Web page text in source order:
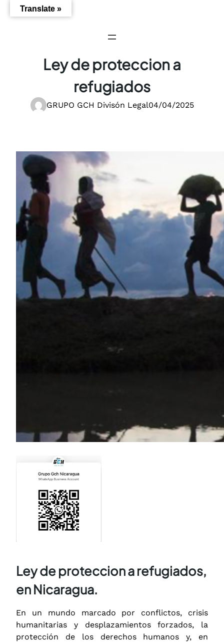
Saltar
Ley de proteccion a
refugiados
GRUPO GCH Divisón Legal04/04/2025
Ley de proteccion a refugiados,
en Nicaragua.
En un mundo marcado por conflictos, crisis
humanitarias y desplazamientos forzados, la
protección de los derechos humanos y, en
Translate »